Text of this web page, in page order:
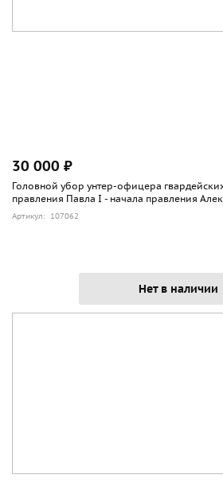
30 000 ₽
Головной убор унтер-офицера
правления Павла I - начала правления
Артикул: 107062
Нет в наличии